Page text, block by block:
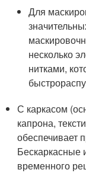
Для
несколько
нитками,
С каркасом
капрона,
обеспечивает
Бескаркасные
временного